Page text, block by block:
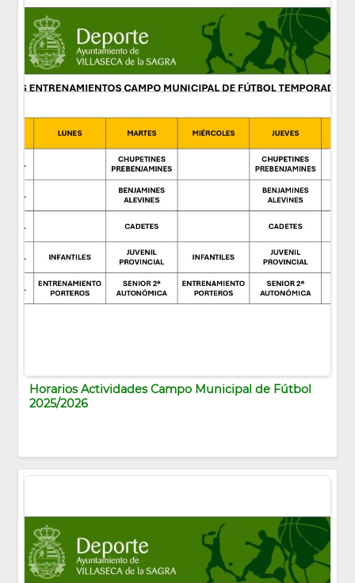
Horarios Actividades Campo Municipal de Fútbol
2025/2026